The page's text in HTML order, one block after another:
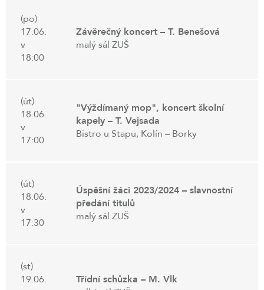
(po)
17.06.
v
18:00
Závěrečný koncert – T. Benešová
malý sál ZUŠ
(út)
18.06.
v
17:00
"Výždímaný mop", koncert školní
kapely – T. Vejsada
Bistro u Stapu, Kolín – Borky
(út)
18.06.
v
17:30
Úspěšní žáci 2023/2024 – slavnostní
předání titulů
malý sál ZUŠ
(st)
19.06.
Třídní schůzka – M. Vlk